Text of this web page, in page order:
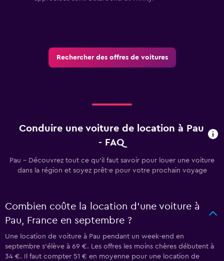
Rechercher des offres de voitures
Conduire une voiture de location à Pau
- FAQ
Pau - Découvrez tout ce qu’il faut savoir pour louer une voiture
dans la région et soyez prêt·e pour votre prochain voyage
Combien coûte la location d’une voiture à
Pau, France en septembre ?
Une location de voiture à Pau pendant un week-end en
septembre s’élève à 69 €. Les offres les moins chères débutent à
34 €. Il faut compter 51 € en moyenne pour une location de